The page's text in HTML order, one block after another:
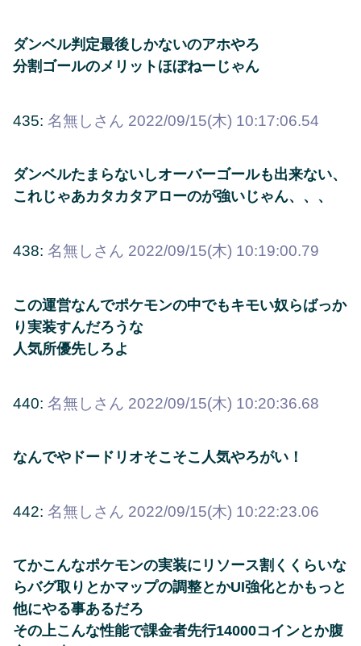
ダンベル判定最後しかないのアホやろ
分割ゴールのメリットほぼねーじゃん
435: 名無しさん 2022/09/15(木) 10:17:06.54
ダンベルたまらないしオーバーゴールも出来ない、
これじゃあカタカタアローのが強いじゃん、、、
438: 名無しさん 2022/09/15(木) 10:19:00.79
この運営なんでポケモンの中でもキモい奴らばっか
り実装すんだろうな
人気所優先しろよ
440: 名無しさん 2022/09/15(木) 10:20:36.68
なんでやドードリオそこそこ人気やろがい！
442: 名無しさん 2022/09/15(木) 10:22:23.06
てかこんなポケモンの実装にリソース割くくらいな
らバグ取りとかマップの調整とかUI強化とかもっと
他にやる事あるだろ
その上こんな性能で課金者先行14000コインとか腹